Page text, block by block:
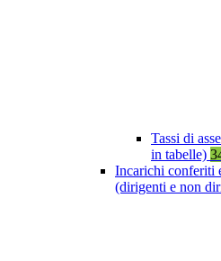
Tassi di
in tabelle)
Incarichi conferiti
(dirigenti e non